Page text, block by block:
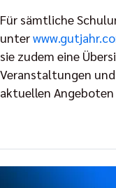
Für sämtliche
unter
sie zudem eine
Veranstaltungen
aktuellen